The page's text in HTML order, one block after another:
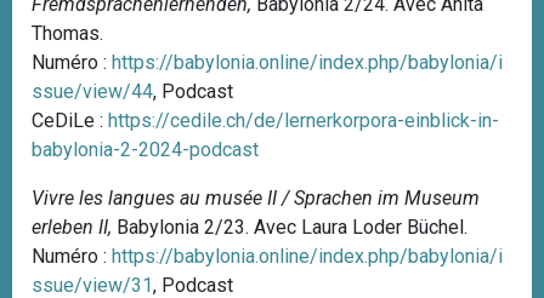
Thomas.
Numéro : https://babylonia.online/index.php/babylonia/i
ssue/view/44, Podcast
CeDiLe : https://cedile.ch/de/lernerkorpora-einblick-in-
babylonia-2-2024-podcast
Vivre les langues au musée II / Sprachen im Museum
erleben II, Babylonia 2/23. Avec Laura Loder Büchel.
Numéro : https://babylonia.online/index.php/babylonia/i
ssue/view/31, Podcast